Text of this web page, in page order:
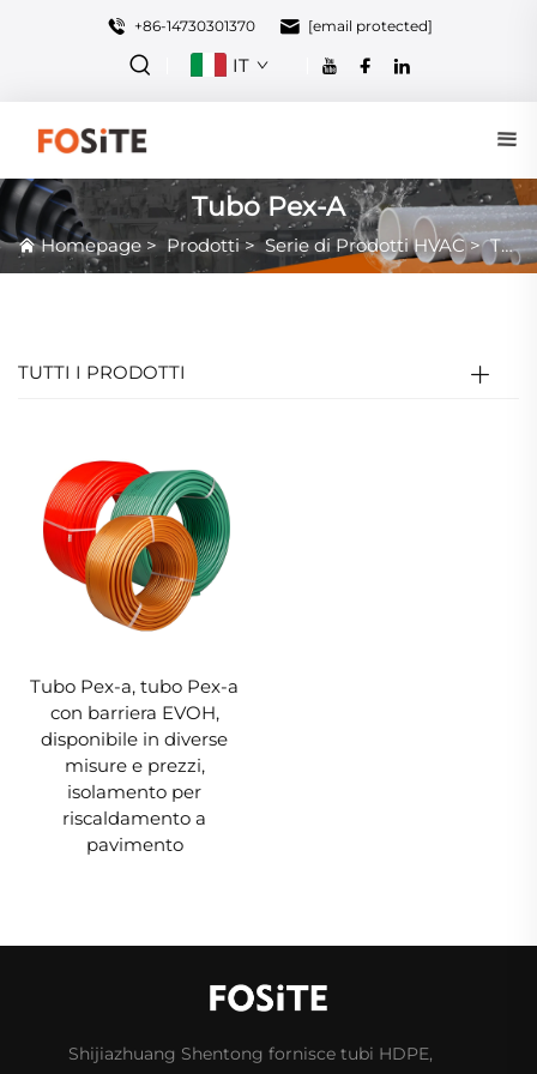
+86-14730301370 [email protected]
IT
Tubo Pex-A
Homepage > Prodotti>Serie di Prodotti HVAC>Tubo Pex-A
TUTTI I PRODOTTI
Tubo Pex-a, tubo Pex-a
con barriera EVOH,
disponibile in diverse
misure e prezzi,
isolamento per
riscaldamento a
pavimento
Shijiazhuang Shentong fornisce tubi HDPE,